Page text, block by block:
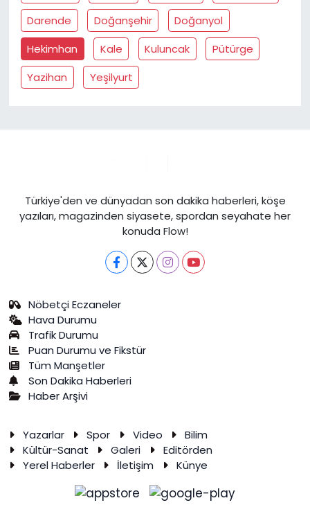
Darende
Doğanşehir
Doğanyol
Hekimhan
Kale Kuluncak
Pütürge
Yazihan
Yeşilyurt
Türkiye'den ve dünyadan son dakika haberleri, köşe
yazıları, magazinden siyasete, spordan seyahate her
konuda Flow!
Nöbetçi Eczaneler
Hava Durumu
Trafik Durumu
Puan Durumu ve Fikstür
Tüm Manşetler
Son Dakika Haberleri
Haber Arşivi
Yazarlar Spor Video
Bilim
Kültür-Sanat
Galeri
Editörden
Yerel Haberler
İletişim Künye